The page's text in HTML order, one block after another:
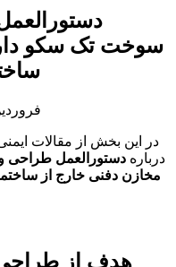
سوخت تک سکو
۲۵ فروردین ۱۳۹۹(2308
در این بخش از مقالات
درباره دستورالعمل طراحی
مخازن دفنی خارج از
هدف از